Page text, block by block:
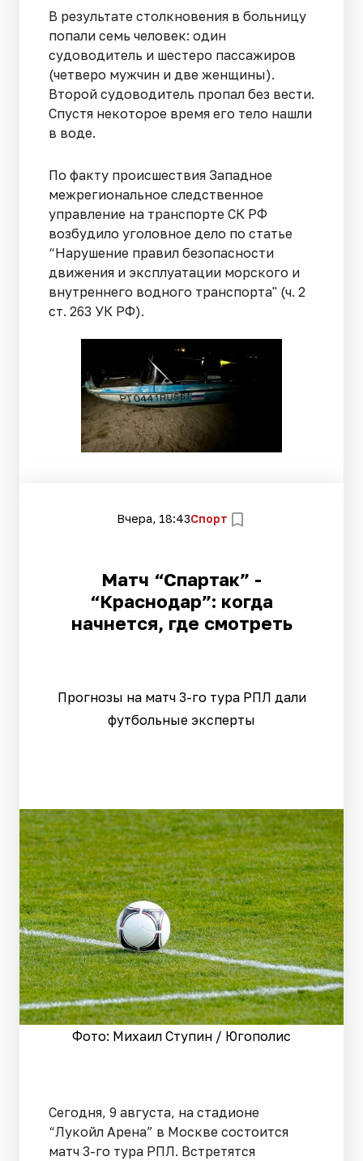
В результате столкновения в больницу
попали семь человек: один
судоводитель и шестеро пассажиров
(четверо мужчин и две женщины).
Второй судоводитель пропал без вести.
Спустя некоторое время его тело нашли
в воде.
По факту происшествия Западное
межрегиональное следственное
управление на транспорте СК РФ
возбудило уголовное дело по статье
“Нарушение правил безопасности
движения и эксплуатации морского и
внутреннего водного транспорта" (ч. 2
ст. 263 УК РФ).
Вчера, 18:43Спорт
Матч “Спартак” -
“Краснодар”: когда
начнется, где смотреть
Прогнозы на матч 3-го тура РПЛ дали
футбольные эксперты
Фото: Михаил Ступин / Югополис
Сегодня, 9 августа, на стадионе
“Лукойл Арена” в Москве состоится
матч 3-го тура РПЛ. Встретятся